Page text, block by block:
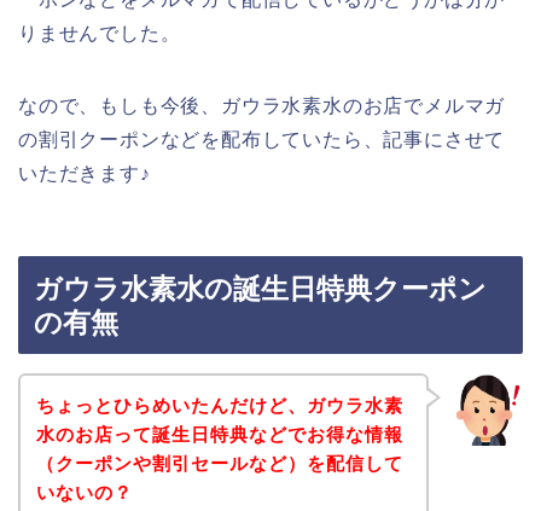
りませんでした。
なので、もしも今後、ガウラ水素水のお店でメルマガ
の割引クーポンなどを配布していたら、記事にさせて
いただきます♪
ガウラ水素水の誕生日特典クーポン
の有無
ちょっとひらめいたんだけど、ガウラ水素
水のお店って誕生日特典などでお得な情報
（クーポンや割引セールなど）を配信して
いないの？